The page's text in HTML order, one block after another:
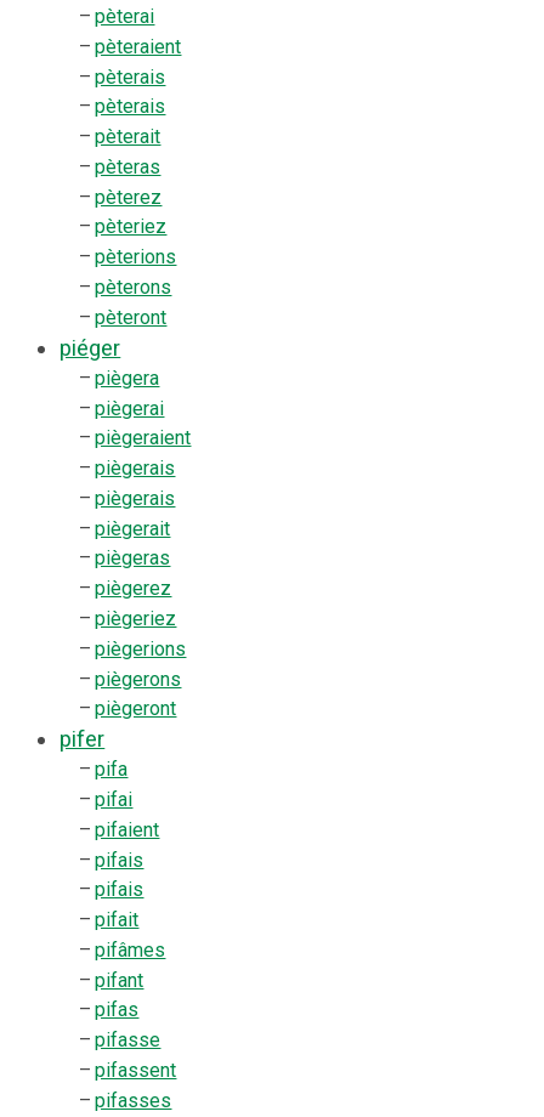
– pèterai
– pèteraient
– pèterais
– pèterais
– pèterait
– pèteras
– pèterez
– pèteriez
– pèterions
– pèterons
– pèteront
piéger
– piègera
– piègerai
– piègeraient
– piègerais
– piègerais
– piègerait
– piègeras
– piègerez
– piègeriez
– piègerions
– piègerons
– piègeront
pifer
– pifa
– pifai
– pifaient
– pifais
– pifais
– pifait
– pifâmes
– pifant
– pifas
– pifasse
– pifassent
– pifasses